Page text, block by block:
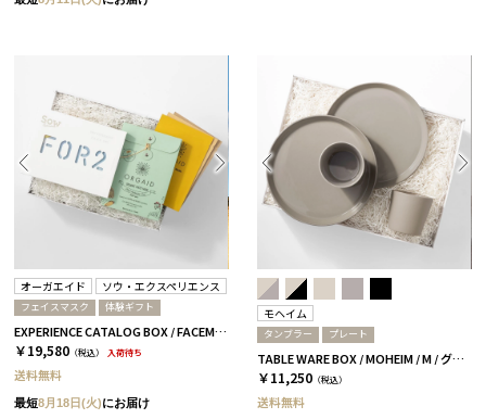
オーガエイド ソウ・エクスペリエンス
フェイスマスク 体験ギフト
EXPERIENCE CATALOG BOX / FACEMASK / 全3種 GREEN
￥19,580 （税込） 入荷待ち
送料無料
最短8月18日(火)にお届け
モヘイム
タンブラー プレート
TABLE WARE BOX / MOHEIM / M / グレー
￥11,250 （税込）
送料無料